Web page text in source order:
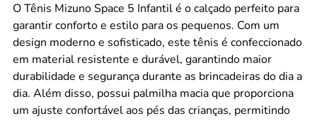
O Tênis Mizuno Space 5 Infantil é o calçado perfeito para
garantir conforto e estilo para os pequenos. Com um
design moderno e sofisticado, este tênis é confeccionado
em material resistente e durável, garantindo maior
durabilidade e segurança durante as brincadeiras do dia a
dia. Além disso, possui palmilha macia que proporciona
um ajuste confortável aos pés das crianças, permitindo